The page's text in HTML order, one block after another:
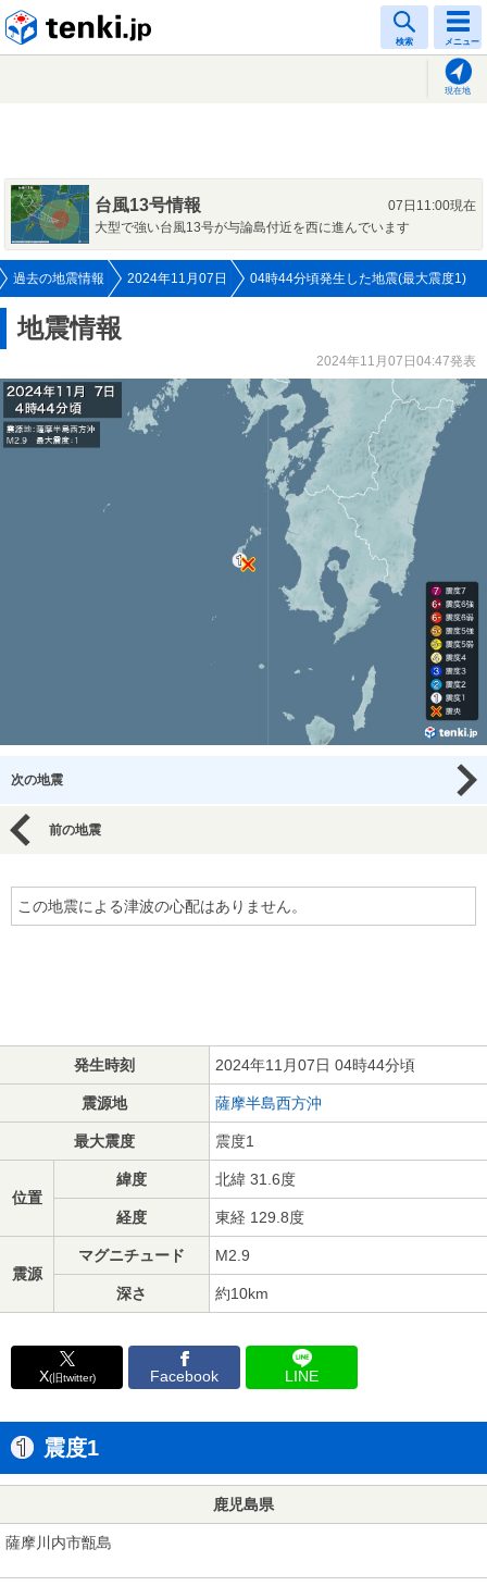
検索 メニュー
現在地
台風13号情報
07日11:00現在
大型で強い台風13号が与論島付近を西に進んでいます
過去の地震情報 2024年11月07日 04時44分頃発生した地震(最大震度1)
地震情報
2024年11月07日04:47発表
次の地震
前の地震
この地震による津波の心配はありません。
発生時刻 2024年11月07日 04時44分頃
震源地 薩摩半島西方沖
最大震度 震度1
位置
緯度 北緯 31.6度
経度 東経 129.8度
震源
マグニチュード M2.9
深さ 約10km
X(旧twitter) Facebook LINE
震度1
鹿児島県
薩摩川内市甑島